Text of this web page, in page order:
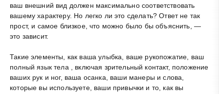
ваш внешний вид должен максимально соответствовать
вашему характеру. Но легко ли это сделать? Ответ не так
прост, и самое близкое, что можно было бы объяснить, —
это зависит.
Такие элементы, как ваша улыбка, ваше рукопожатие, ваш
полный язык тела , включая зрительный контакт, положение
ваших рук и ног, ваша осанка, ваши манеры и слова,
которые вы используете, ваши привычки и то, как вы